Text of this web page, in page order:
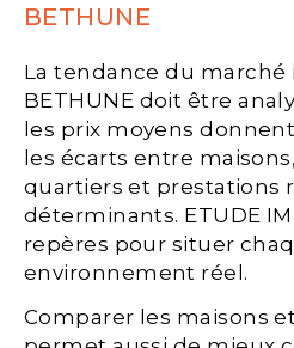
BETHUNE
La tendance du marché
BETHUNE doit être
les prix moyens
les écarts entre
quartiers et prestations
déterminants. ETUDE
repères pour situer
environnement réel.
Comparer les maisons